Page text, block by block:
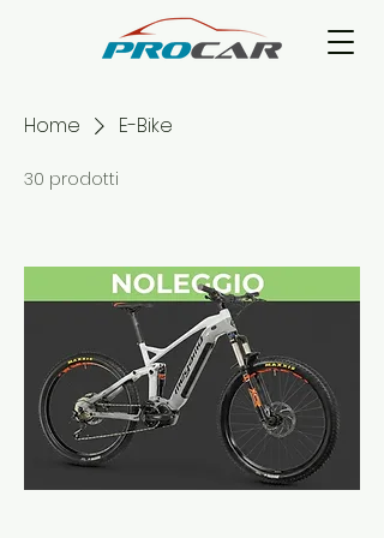
Home E-Bike
30 prodotti